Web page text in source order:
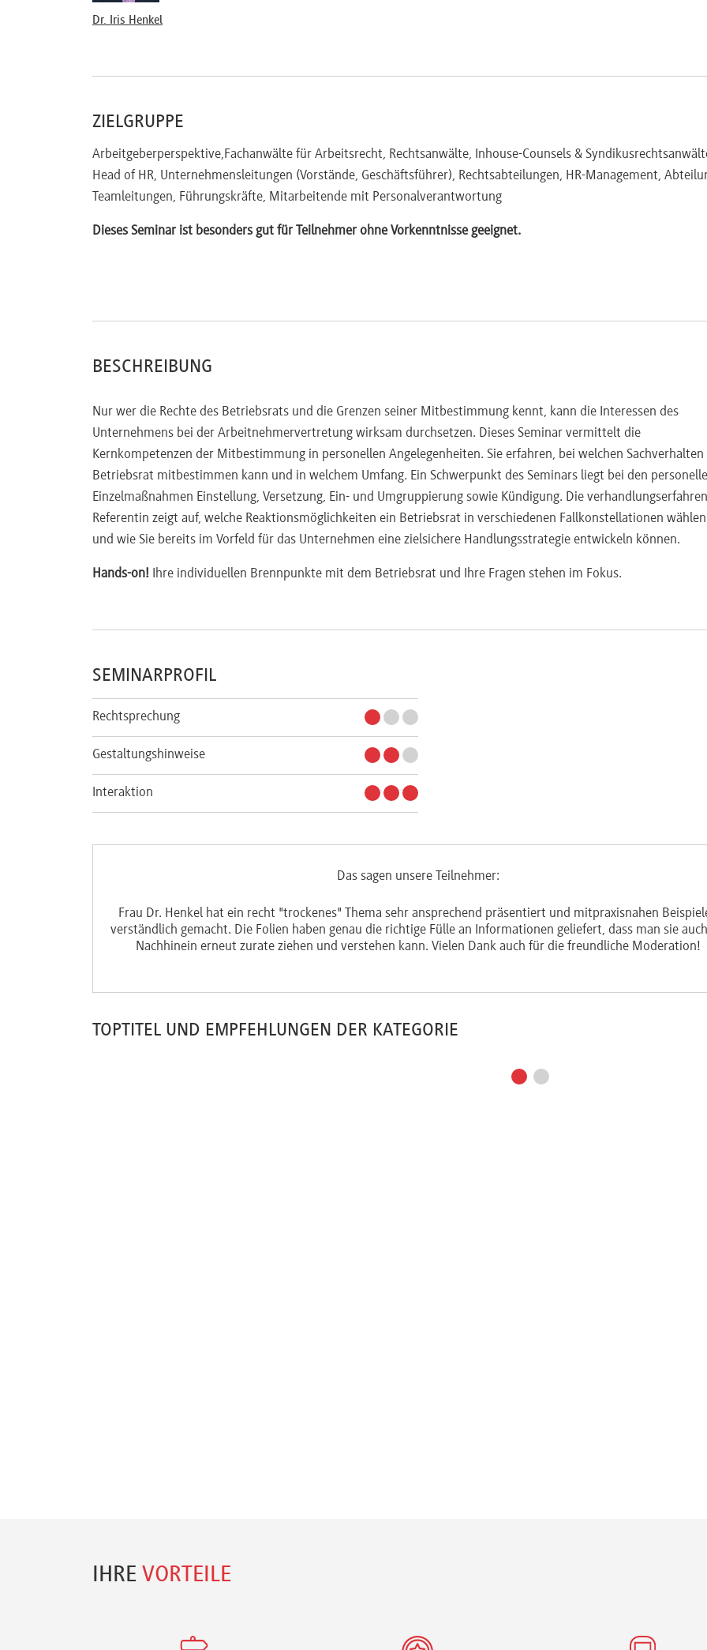
Dr. Iris Henkel
ZIELGRUPPE
Arbeitgeberperspektive,Fachanwälte für Arbeitsrecht, Rechtsanwälte, Inhouse-Counsels &
Head of HR, Unternehmensleitungen (Vorstände, Geschäftsführer), Rechtsabteilungen, HR-Management,
Teamleitungen, Führungskräfte, Mitarbeitende mit Personalverantwortung
Dieses Seminar ist besonders gut für Teilnehmer ohne Vorkenntnisse geeignet.
BESCHREIBUNG
Nur wer die Rechte des Betriebsrats und die Grenzen seiner Mitbestimmung kennt, kann die Interessen des
Unternehmens bei der Arbeitnehmervertretung wirksam durchsetzen. Dieses Seminar vermittelt die
Kernkompetenzen der Mitbestimmung in personellen Angelegenheiten. Sie erfahren, bei welchen Sachverhalten
Betriebsrat mitbestimmen kann und in welchem Umfang. Ein Schwerpunkt des Seminars liegt bei den
Einzelmaßnahmen Einstellung, Versetzung, Ein- und Umgruppierung sowie Kündigung. Die
Referentin zeigt auf, welche Reaktionsmöglichkeiten ein Betriebsrat in verschiedenen Fallkonstellationen
und wie Sie bereits im Vorfeld für das Unternehmen eine zielsichere Handlungsstrategie entwickeln können.
Hands-on! Ihre individuellen Brennpunkte mit dem Betriebsrat und Ihre Fragen stehen im Fokus.
SEMINARPROFIL
Rechtsprechung
Gestaltungshinweise
Interaktion
Das sagen unsere Teilnehmer:
Frau Dr. Henkel hat ein recht "trockenes" Thema sehr ansprechend präsentiert und mitpraxisnahen
verständlich gemacht. Die Folien haben genau die richtige Fülle an Informationen geliefert, dass man sie
Nachhinein erneut zurate ziehen und verstehen kann. Vielen Dank auch für die freundliche Moderation!
TOPTITEL UND EMPFEHLUNGEN DER KATEGORIE
IHRE VORTEILE